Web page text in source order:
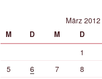
März 2012
M
D M D
1
5
6 7 8